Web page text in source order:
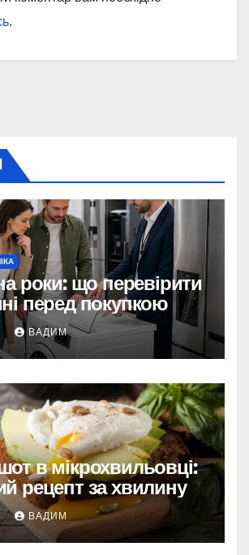
.
роки: що перевірити
перед покупкою
ВАДИМ
в мікрохвильовці:
рецепт за хвилину
ВАДИМ